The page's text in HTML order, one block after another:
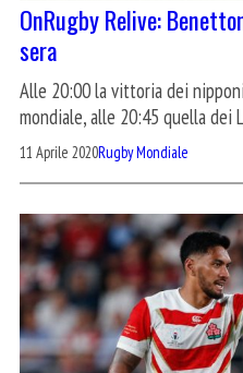
OnRugby Relive:
sera
Alle 20:00 la vittoria dei
mondiale, alle 20:45 quella dei
11 Aprile 2020Rugby Mondiale